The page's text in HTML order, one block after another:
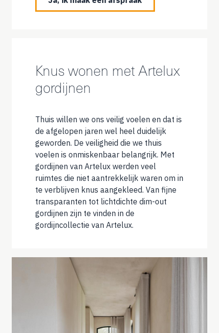
Knus wonen met Artelux
gordijnen
Thuis willen we ons veilig voelen en dat is
de afgelopen jaren wel heel duidelijk
geworden. De veiligheid die we thuis
voelen is onmiskenbaar belangrijk. Met
gordijnen van Artelux werden veel
ruimtes die niet aantrekkelijk waren om in
te verblijven knus aangekleed. Van fijne
transparanten tot lichtdichte dim-out
gordijnen zijn te vinden in de
gordijncollectie van Artelux.